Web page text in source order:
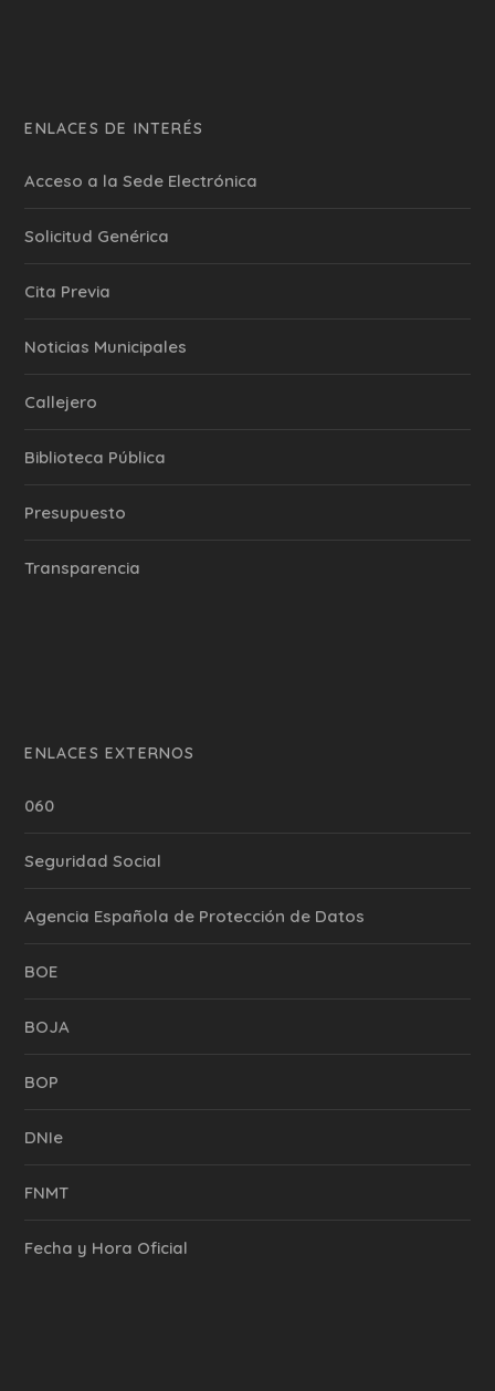
ENLACES DE INTERÉS
Acceso a la Sede Electrónica
Solicitud Genérica
Cita Previa
‎Noticias Municipales
Callejero
Biblioteca Pública
Presupuesto
Transparencia
ENLACES EXTERNOS
060
Seguridad Social
Agencia Española de Protección de Datos
BOE
BOJA
BOP
DNIe
FNMT
Fecha y Hora Oficial